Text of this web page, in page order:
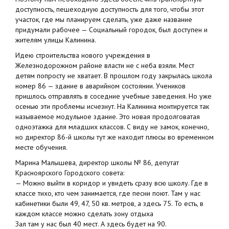
доступность, пешеходную доступность для того, чтобы этот
участок, где мы планируем сделать, уже даже название
придумали рабочее — Социальный городок, был доступен и
жителям улицы Калинина.
Идею строительства нового учреждения в
Железнодорожном районе власти не с неба взяли. Мест
детям попросту не хватает. В прошлом году закрылась школа
номер 86 — здание в аварийном состоянии. Учеников
пришлось отправлять в соседние учебные заведения. Но уже
осенью эти проблемы исчезнут. На Калинина монтируется так
называемое модульное здание. Это новая продолговатая
одноэтажка для младших классов. С виду не замок, конечно,
но директор 86-й школы тут же находит плюсы во временном
месте обучения.
Марина Малышева, директор школы № 86, депутат
Красноярского Городского совета:
— Можно выйти в коридор и увидеть сразу всю школу. Где в
классе тихо, кто чем занимается, где песни поют. Там у нас
кабинетики были 49, 47, 50 кв. метров, а здесь 75. То есть, в
каждом классе можно сделать зону отдыха
Зал там у нас был 40 мест. А здесь будет на 90.